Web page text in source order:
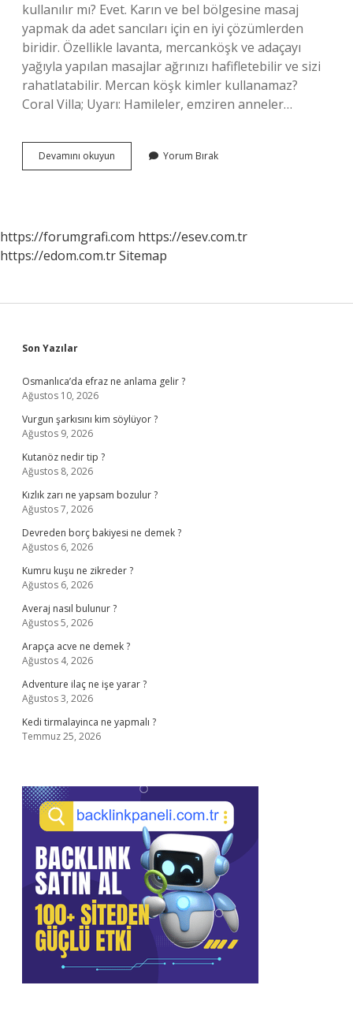
kullanılır mı? Evet. Karın ve bel bölgesine masaj
yapmak da adet sancıları için en iyi çözümlerden
biridir. Özellikle lavanta, mercanköşk ve adaçayı
yağıyla yapılan masajlar ağrınızı hafifletebilir ve sizi
rahatlatabilir. Mercan köşk kimler kullanamaz?
Coral Villa; Uyarı: Hamileler, emziren anneler…
Devamını okuyun Mercanköşk
Kilo
Yorum Bırak
https://forumgrafi.com https://esev.com.tr
https://edom.com.trSitemap
Sidebar
Son Yazılar
Osmanlıca’da efraz ne anlama gelir ?
Ağustos 10, 2026
Vurgun şarkısını kim söylüyor ?
Ağustos 9, 2026
Kutanöz nedir tip ?
Ağustos 8, 2026
Kızlık zarı ne yapsam bozulur ?
Ağustos 7, 2026
Devreden borç bakiyesi ne demek ?
Ağustos 6, 2026
Kumru kuşu ne zikreder ?
Ağustos 6, 2026
Averaj nasıl bulunur ?
Ağustos 5, 2026
Arapça acve ne demek ?
Ağustos 4, 2026
Adventure ilaç ne işe yarar ?
Ağustos 3, 2026
Kedi tirmalayinca ne yapmalı ?
Temmuz 25, 2026